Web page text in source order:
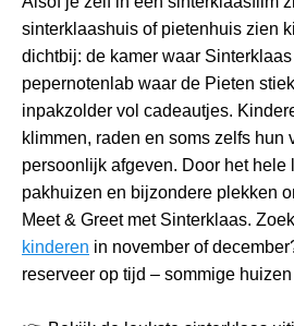
sinterklaashuis of pietenhuis zien
dichtbij: de kamer waar
pepernotenlab waar de Pieten
inpakzolder vol cadeautjes.
klimmen, raden en soms zelfs hun
persoonlijk afgeven. Door het hele
pakhuizen en bijzondere plekken
Meet & Greet met Sinterklaas.
kinderen in november of
reserveer op tijd – sommige